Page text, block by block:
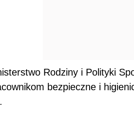
Rodziny i Polityki
bezpieczne i